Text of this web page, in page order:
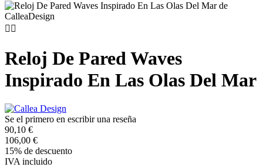
 
Reloj De Pared Waves
Inspirado En Las Olas Del Mar
Se el primero en escribir una reseña
90,10 €
106,00 €
15% de descuento
IVA incluido